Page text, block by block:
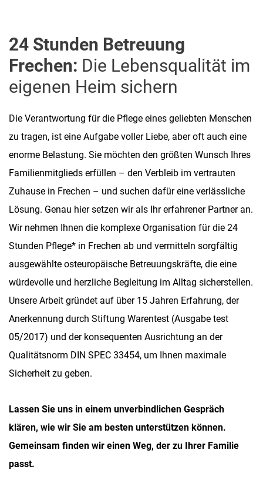
24 Stunden Betreuung
Frechen: Die Lebensqualität im
eigenen Heim sichern
Die Verantwortung für die Pflege eines geliebten Menschen
zu tragen, ist eine Aufgabe voller Liebe, aber oft auch eine
enorme Belastung. Sie möchten den größten Wunsch Ihres
Familienmitglieds erfüllen – den Verbleib im vertrauten
Zuhause in Frechen – und suchen dafür eine verlässliche
Lösung. Genau hier setzen wir als Ihr erfahrener Partner an.
Wir nehmen Ihnen die komplexe Organisation für die 24
Stunden Pflege* in Frechen ab und vermitteln sorgfältig
ausgewählte osteuropäische Betreuungskräfte, die eine
würdevolle und herzliche Begleitung im Alltag sicherstellen.
Unsere Arbeit gründet auf über 15 Jahren Erfahrung, der
Anerkennung durch Stiftung Warentest (Ausgabe test
05/2017) und der konsequenten Ausrichtung an der
Qualitätsnorm DIN SPEC 33454, um Ihnen maximale
Sicherheit zu geben.
Lassen Sie uns in einem unverbindlichen Gespräch
klären, wie wir Sie am besten unterstützen können.
Gemeinsam finden wir einen Weg, der zu Ihrer Familie
passt.